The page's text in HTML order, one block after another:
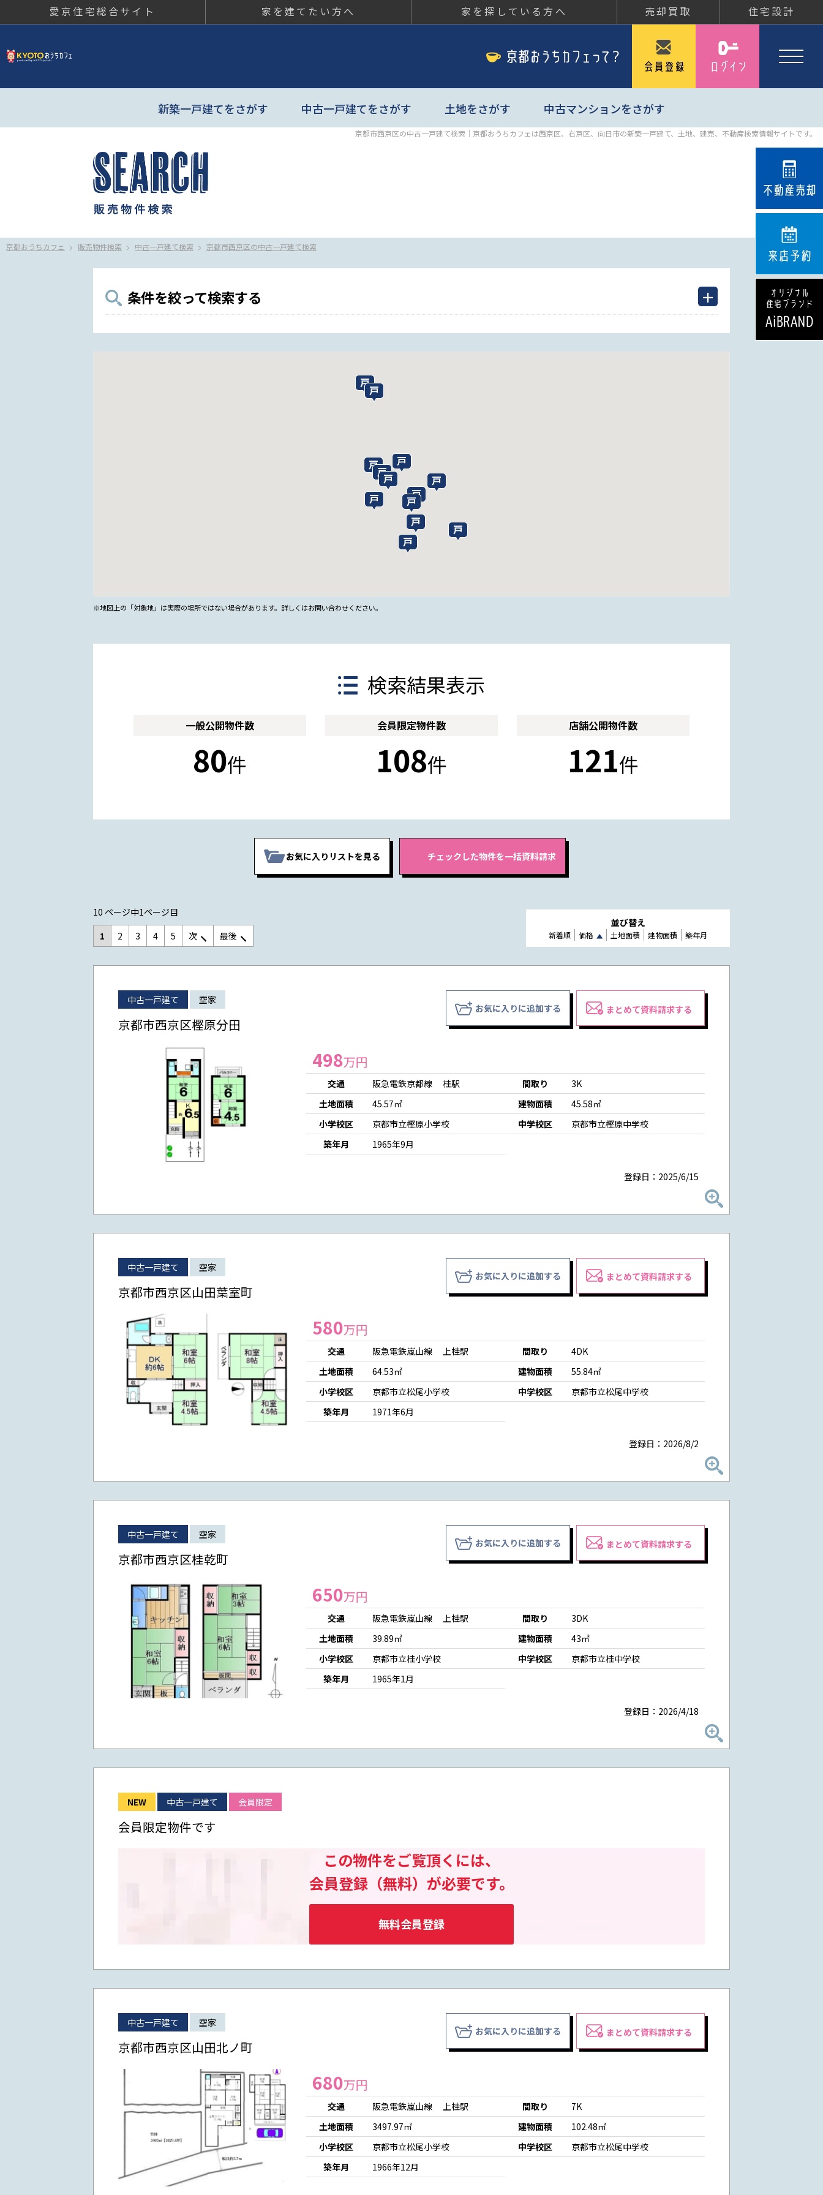
愛京住宅総合サイト 家を建てたい方へ 家を探している方へ 売却買取 住宅設計
新築一戸建てをさがす 中古一戸建てをさがす 土地をさがす 中古マンションをさがす
京都市西京区の中古一戸建て検索｜京都おうちカフェは西京区、右京区、向日市の新築一戸建て、土地、建売、不動産検索情報サイトです。
京都おうちカフェ 販売物件検索 中古一戸建て検索 京都市西京区の中古一戸建て検索
条件を絞って検索する
※地図上の「対象地」は実際の場所ではない場合があります。詳しくはお問い合わせください。
検索結果表示
一般公開物件数
80件
会員限定物件数
108件
店舗公開物件数
121件
お気に入りリストを見る
10 ページ中1ページ目
1
2 3 4 5 次 最後
並び替え
新着順 価格 土地面積 建物面積 築年月
中古一戸建て 空家
京都市西京区樫原分田
お気に入りに追加する まとめて資料請求する
498万円
交通 阪急電鉄京都線 桂駅 間取り
3K
土地面積
45.57㎡ 建物面積
45.58㎡
小学校区
京都市立樫原小学校 中学校区
京都市立樫原中学校
築年月
1965年9月
登録日：2025/6/15
中古一戸建て 空家
京都市西京区山田葉室町
お気に入りに追加する まとめて資料請求する
580万円
交通 阪急電鉄嵐山線 上桂駅 間取り
4DK
土地面積
64.53㎡ 建物面積
55.84㎡
小学校区
京都市立松尾小学校 中学校区
京都市立松尾中学校
築年月
1971年6月
登録日：2026/8/2
中古一戸建て 空家
京都市西京区桂乾町
お気に入りに追加する まとめて資料請求する
650万円
交通 阪急電鉄嵐山線 上桂駅 間取り
3DK
土地面積
39.89㎡ 建物面積
43㎡
小学校区
京都市立桂小学校 中学校区
京都市立桂中学校
築年月
1965年1月
登録日：2026/4/18
NEW 中古一戸建て 会員限定
会員限定物件です
この物件をご覧頂くには、
会員登録（無料）が必要です。
無料会員登録
中古一戸建て 空家
京都市西京区山田北ノ町
お気に入りに追加する まとめて資料請求する
680万円
交通 阪急電鉄嵐山線 上桂駅 間取り
7K
土地面積
3497.97㎡ 建物面積
102.48㎡
小学校区
京都市立松尾小学校 中学校区
京都市立松尾中学校
築年月
1966年12月